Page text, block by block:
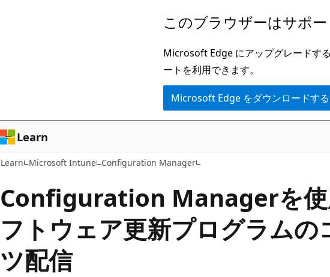
ン
ツ
に
ス
ッ
プ
このブラウザーはサポ
Microsoft Edge にアップグレードす
ートを利用できます。
Microsoft Edge をダウンロードする
Learn
Learn Microsoft Intune Configuration Manager
Configuration Managerを使
フトウェア更新プログラムの
ツ配信